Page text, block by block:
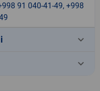
91 040-41-49, +998
keyboard_arrow_down
keyboard_arrow_down